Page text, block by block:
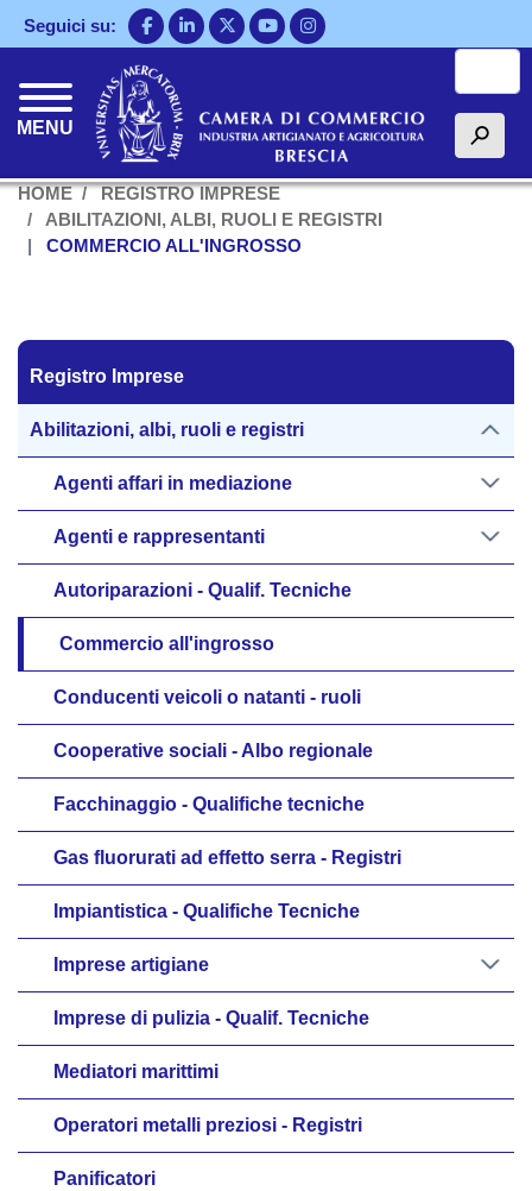
Salta
al
Seguici su:
MENU h
HOME
REGISTRO IMPRESE
ABILITAZIONI, ALBI, RUOLI E REGISTRI
COMMERCIO ALL'INGROSSO
Registro Imprese
Registro Imprese
Abilitazioni, albi, ruoli e registri
Agenti affari in mediazione
Agenti e rappresentanti
Autoriparazioni - Qualif. Tecniche
Commercio all'ingrosso
Conducenti veicoli o natanti - ruoli
Cooperative sociali - Albo regionale
Facchinaggio - Qualifiche tecniche
Gas fluorurati ad effetto serra - Registri
Impiantistica - Qualifiche Tecniche
Imprese artigiane
Imprese di pulizia - Qualif. Tecniche
Mediatori marittimi
Operatori metalli preziosi - Registri
Panificatori